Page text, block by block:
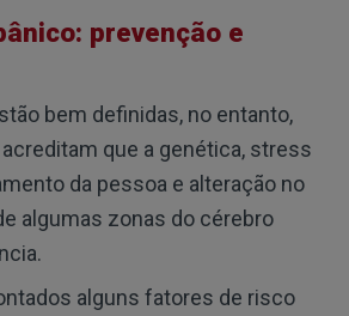
prevenção e
bem definidas, no entanto,
que a genética, stress
da pessoa e alteração no
algumas zonas do cérebro
alguns fatores de risco